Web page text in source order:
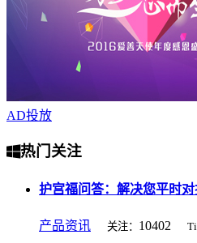
AD投放
热门关注
护宫福问答：解决您平时对
产品资讯 关注： 10402